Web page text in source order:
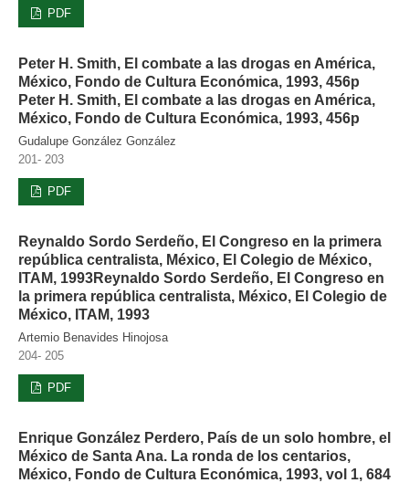
PDF
Peter H. Smith, El combate a las drogas en América,
México, Fondo de Cultura Económica, 1993, 456p
Peter H. Smith, El combate a las drogas en América,
México, Fondo de Cultura Económica, 1993, 456p
Gudalupe González González
201- 203
PDF
Reynaldo Sordo Serdeño, El Congreso en la primera
república centralista, México, El Colegio de México,
ITAM, 1993Reynaldo Sordo Serdeño, El Congreso en
la primera república centralista, México, El Colegio de
México, ITAM, 1993
Artemio Benavides Hinojosa
204- 205
PDF
Enrique González Perdero, País de un solo hombre, el
México de Santa Ana. La ronda de los centarios,
México, Fondo de Cultura Económica, 1993, vol 1, 684